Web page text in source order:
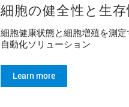
細胞の健全性と生存
細胞健康状態と細胞増殖を測
自動化ソリューション
Learn more